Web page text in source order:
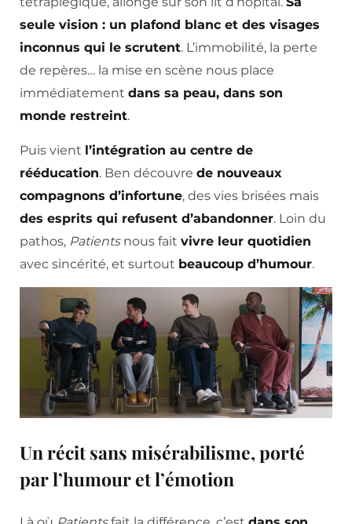
seule vision : un plafond blanc et des visages
inconnus qui le scrutent. L’immobilité, la perte
de repères… la mise en scène nous place
immédiatement dans sa peau, dans son
monde restreint.
Puis vient l’intégration au centre de
rééducation. Ben découvre de nouveaux
compagnons d’infortune, des vies brisées mais
des esprits qui refusent d’abandonner. Loin du
pathos, Patientsnous fait vivre leur quotidien
avec sincérité, et surtout beaucoup d’humour.
Un récit sans misérabilisme, porté
par l’humour et l’émotion